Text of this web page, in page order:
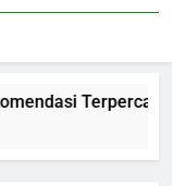
Terpercaya